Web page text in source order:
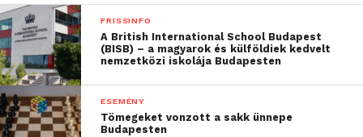
FRISSINFO
A British International School Budapest
(BISB) – a magyarok és külföldiek kedvelt
nemzetközi iskolája Budapesten
ESEMÉNY
Tömegeket vonzott a sakk ünnepe
Budapesten